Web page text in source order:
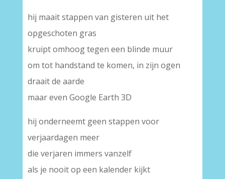
hij maait stappen van gisteren uit het
opgeschoten gras
kruipt omhoog tegen een blinde muur
om tot handstand te komen, in zijn ogen
draait de aarde
maar even Google Earth 3D
hij onderneemt geen stappen voor
verjaardagen meer
die verjaren immers vanzelf
als je nooit op een kalender kijkt